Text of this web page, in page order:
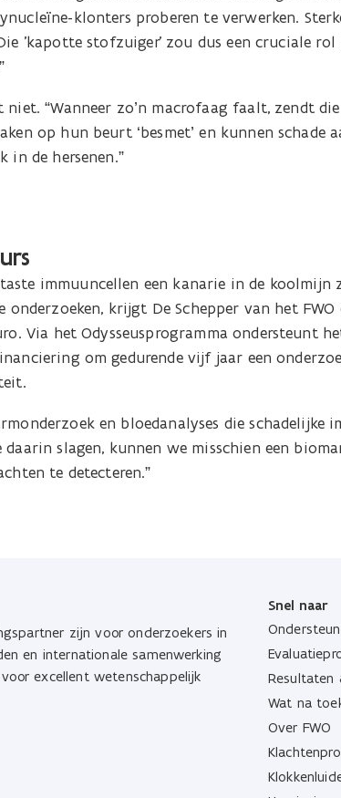
klonters proberen te verwerken.
'kapotte stofzuiger' zou dus een cruciale
“Wanneer zo’n macrofaag faalt, zendt
op hun beurt ‘besmet’ en kunnen schade
in de hersenen.”
immuuncellen een kanarie in de
onderzoeken, krijgt De Schepper van het FWO
Via het Odysseusprogramma ondersteunt
om gedurende vijf jaar een
en bloedanalyses die schadelijke
daarin slagen, kunnen we misschien een
te detecteren.”
zijn voor onderzoekers in
en internationale samenwerking
excellent wetenschappelijk
Snel naar
Resultaten
Wat na
Over FWO